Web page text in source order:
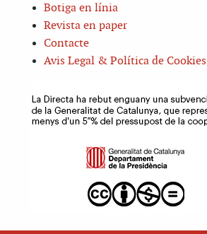
Botiga en línia
Revista en paper
Contacte
Avis Legal & Política de Cookies